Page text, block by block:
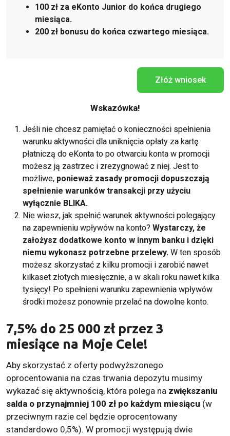
100 zł za eKonto Junior do końca drugiego
miesiąca.
200 zł bonusu do końca czwartego miesiąca.
Złóż wniosek
Wskazówka!
Jeśli nie chcesz pamiętać o konieczności spełnienia
warunku aktywności dla uniknięcia opłaty za kartę
płatniczą do eKonta to po otwarciu konta w promocji
możesz ją zastrzec i zrezygnować z niej. Jest to
możliwe, ponieważ zasady promocji dopuszczają
spełnienie warunków transakcji przy użyciu
wyłącznie BLIKA.
Nie wiesz, jak spełnić warunek aktywności polegający
na zapewnieniu wpływów na konto? Wystarczy, że
założysz dodatkowe konto w innym banku i dzięki
niemu wykonasz potrzebne przelewy. W ten sposób
możesz skorzystać z kilku promocji i zarobić nawet
kilkaset złotych miesięcznie, a w skali roku nawet kilka
tysięcy! Po spełnieni warunku zapewnienia wpływów
środki możesz ponownie przelać na dowolne konto.
7,5% do 25 000 zł przez 3
miesiące na Moje Cele!
Aby skorzystać z oferty podwyższonego
oprocentowania na czas trwania depozytu musimy
wykazać się aktywnością, która polega na zwiększaniu
salda o przynajmniej 100 zł po każdym miesiącu (w
przeciwnym razie cel będzie oprocentowany
standardowo 0,5%). W promocji występują dwie